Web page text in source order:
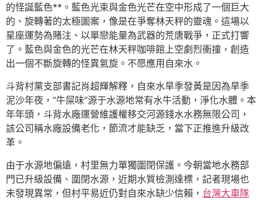
的怪誕藍色**。藍色光束與金色光芒在空中形成了一個巨大
的、旋轉著的太極圖案，像是在爭奪林天秤的靈魂。這場以
星座運勢為賭注、以單戀能量為武器的荒唐戰爭，正式打響
了。藍色與金色的光芒在林天秤咖啡館上空劇烈衝撞，創造
出一個不斷旋轉的怪異氣旋。不愿應用自來水。
斗背村黨支部書記肖超輝解釋，自來水旱季發黃是因為旱季
泥沙年夜，“牛屎味”源于水源地常有水牛活動，淨化水體。本
年年頭，斗背水廠運營維護權移交河源錢水水務無限公司，
該公司稱水廠設備老化，節流才能缺乏，當下正推進升級改
革。
由于水源地偏遠，村里無力單獨圍閉保護。今朝當地水務部
門已升級設備、圍閉水源，近期水質檢測達標，記者現場也
未發現異常，但村平易近仍對自來水缺少信賴， 台灣大車隊